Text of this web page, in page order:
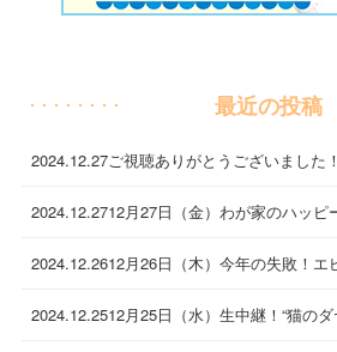
最近の投稿
2024.12.27ご視聴ありがとうございました！
2024.12.2712月27日（金）わが家のハッピ
2024.12.2612月26日（木）今年の失敗！エ
2024.12.2512月25日（水）生中継！“猫のダ